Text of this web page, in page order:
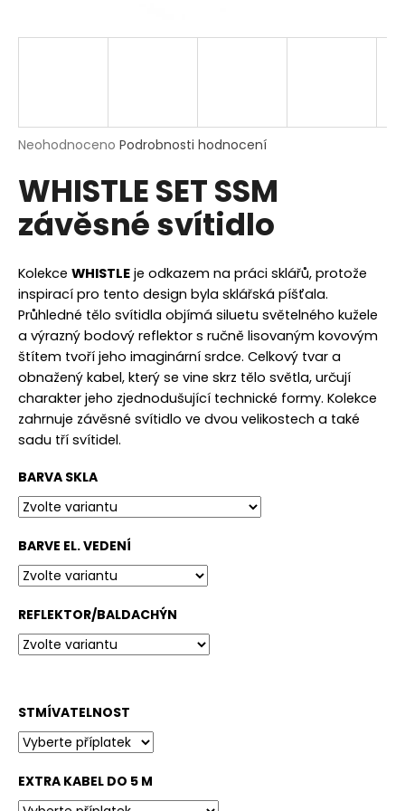
Průměrné
produktu
je
z
hvězdiček.
Neohodnoceno Podrobnosti hodnocení
WHISTLE SET SSM
závěsné svítidlo
Kolekce WHISTLE je odkazem na práci sklářů, protože
inspirací pro tento design byla sklářská píšťala.
Průhledné tělo svítidla objímá siluetu světelného kužele
a výrazný bodový reflektor s ručně lisovaným kovovým
štítem tvoří jeho imaginární srdce. Celkový tvar a
obnažený kabel, který se vine skrz tělo světla, určují
charakter jeho zjednodušující technické formy. Kolekce
zahrnuje závěsné svítidlo ve dvou velikostech a také
sadu tří svítidel.
BARVA SKLA
BARVE EL. VEDENÍ
REFLEKTOR/BALDACHÝN
STMÍVATELNOST
EXTRA KABEL DO 5 M
j
HLEDAT
D
o
p
o
r
u
č
u
j
e
m
e